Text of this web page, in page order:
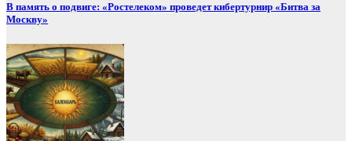
В память о подвиге: «Ростелеком» проведет кибертурнир «Битва за
Москву»